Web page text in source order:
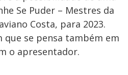
Se Puder – Mestres da
Costa, para 2023.
que se pensa também em
o apresentador.